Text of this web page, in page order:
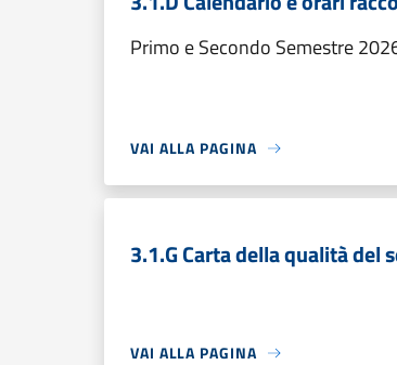
Primo e Secondo Semestre
VAI ALLA PAGINA
3.1.G Carta della qualità del
VAI ALLA PAGINA